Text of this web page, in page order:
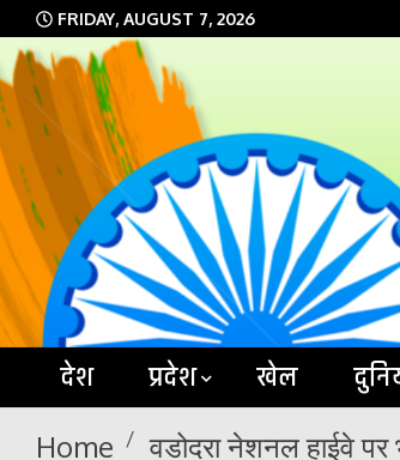
Skip
to
content
FRIDAY, AUGUST 7, 2026
देश प्रदेश खेल
Home वडोदरा नेशनल हाईवे